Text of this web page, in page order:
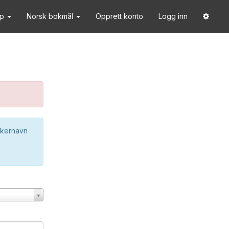
Norsk bokmål Opprett konto Logg inn